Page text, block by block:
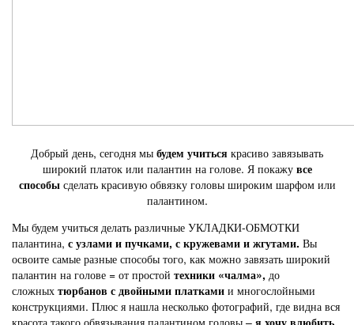
Добрый день, сегодня мы будем учиться красиво завязывать
широкий платок или палантин на голове. Я покажу все
способысделать красивую обвязку головы широким шарфом или
палантином.
Мы будем учиться делать различные УКЛАДКИ-ОБМОТКИ
палантина, с узлами и пучками, с кружевами и жгутами. Вы
освоите самые разные способы того, как можно завязать широкий
палантин на голове = от простой техники «чалма», до
сложных тюрбанов с двойными платками и многослойными
конструкциями. Плюс я нашла несколько фотографий, где видна вся
красота такого обвязывания палантином головы – я хочу влюбить